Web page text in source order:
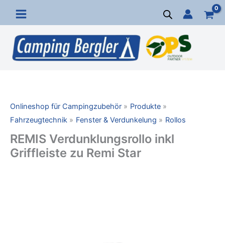
Inhalt
springen
Onlineshop für Campingzubehör
Produkte
Fahrzeugtechnik
Fenster & Verdunkelung Rollos
REMIS Verdunklungsrollo inkl
Griffleiste zu Remi Star